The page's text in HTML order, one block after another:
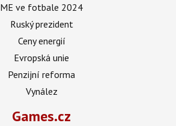
ME ve fotbale 2024
Ruský prezident
Ceny energií
Evropská unie
Penzijní reforma
Vynález
Games.cz